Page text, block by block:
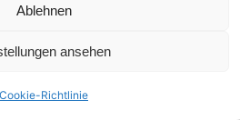
Ablehnen
ansehen
Cookie-Richtlinie